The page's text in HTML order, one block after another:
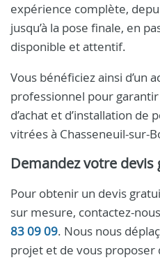
expérience complète,
jusqu’à la pose finale, en
disponible et attentif.
Vous bénéficiez ainsi d’un
professionnel pour
d’achat et d’installation de
vitrées à Chasseneuil-sur-
Demandez votre devis
Pour obtenir un devis
sur mesure, contactez-
83 09 09. Nous nous
projet et de vous proposer